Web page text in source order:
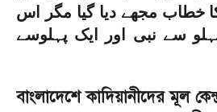
خطاب مجھے دیا گيا مگر اس
سے نبی اور ایک پہلوسے
বাংলাদেশে কাদিয়ানীদের মূল